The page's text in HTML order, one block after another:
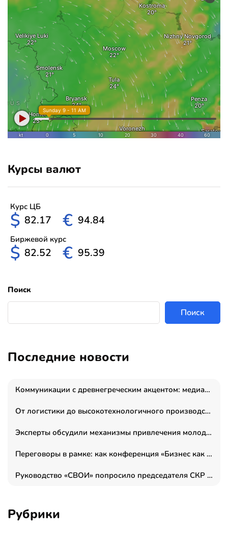
Курсы валют
Курс ЦБ
$ 82.17 € 94.84
Биржевой курс
$ 82.52 € 95.39
Поиск
Поиск
Последние новости
Коммуникации с древнегреческим акцентом: медиаменеджер и журналист Владимир Дергачев запустил коммуникационное агентство «Сократ 2.0»
От логистики до высокотехнологичного производства: как основатель “гагаринга” выстраивает экосистему безопасности и гражданских БПЛА
Эксперты обсудили механизмы привлечения молодых специалистов в промышленные города
Переговоры в рамке: как конференция «Бизнес как искусство» переформатирует деловой этикет в стенах ТПП РФ
Руководство «СВОИ» попросило председателя СКР дать правовую оценку обысков в тыловом штабе
Рубрики